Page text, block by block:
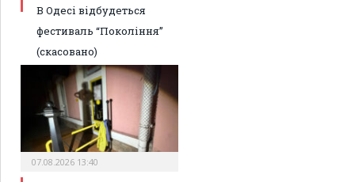
В Одесі відбудеться
фестиваль “Покоління”
(скасовано)
07.08.2026 13:40